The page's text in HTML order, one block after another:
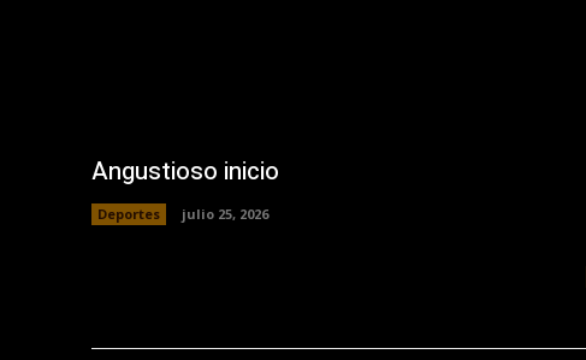
Angustioso inicio
Deportes julio 25, 2026